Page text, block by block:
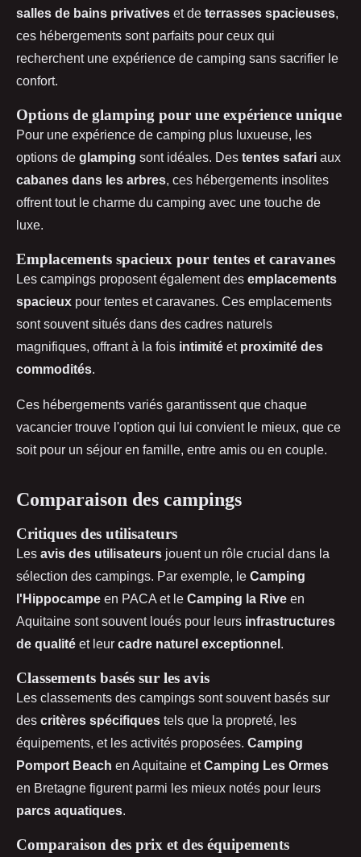
salles de bains privatives et de terrasses spacieuses,
ces hébergements sont parfaits pour ceux qui
recherchent une expérience de camping sans sacrifier le
confort.
Options de glamping pour une expérience unique
Pour une expérience de camping plus luxueuse, les
options de glamping sont idéales. Des tentes safari aux
cabanes dans les arbres, ces hébergements insolites
offrent tout le charme du camping avec une touche de
luxe.
Emplacements spacieux pour tentes et caravanes
Les campings proposent également des emplacements
spacieux pour tentes et caravanes. Ces emplacements
sont souvent situés dans des cadres naturels
magnifiques, offrant à la fois intimité et proximité des
commodités.
Ces hébergements variés garantissent que chaque
vacancier trouve l'option qui lui convient le mieux, que ce
soit pour un séjour en famille, entre amis ou en couple.
Comparaison des campings
Critiques des utilisateurs
Les avis des utilisateurs jouent un rôle crucial dans la
sélection des campings. Par exemple, le Camping
l'Hippocampe en PACA et le Camping la Rive en
Aquitaine sont souvent loués pour leurs infrastructures
de qualité et leur cadre naturel exceptionnel .
Classements basés sur les avis
Les classements des campings sont souvent basés sur
des critères spécifiques tels que la propreté, les
équipements, et les activités proposées. Camping
Pomport Beach en Aquitaine etCamping Les Ormes
en Bretagne figurent parmi les mieux notés pour leurs
parcs aquatiques.
Comparaison des prix et des équipements